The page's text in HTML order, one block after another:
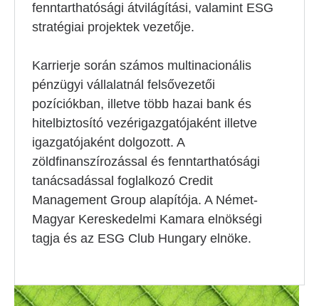
fenntarthatósági átvilágítási, valamint ESG
stratégiai projektek vezetője.
Karrierje során számos multinacionális
pénzügyi vállalatnál felsővezetői
pozíciókban, illetve több hazai bank és
hitelbiztosító vezérigazgatójaként illetve
igazgatójaként dolgozott. A
zöldfinanszírozással és fenntarthatósági
tanácsadással foglalkozó Credit
Management Group alapítója. A Német-
Magyar Kereskedelmi Kamara elnökségi
tagja és az ESG Club Hungary elnöke.